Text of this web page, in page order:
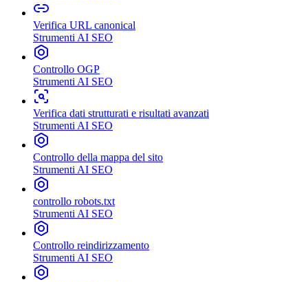
Verifica URL canonical
Strumenti AI SEO
Controllo OGP
Strumenti AI SEO
Verifica dati strutturati e risultati avanzati
Strumenti AI SEO
Controllo della mappa del sito
Strumenti AI SEO
controllo robots.txt
Strumenti AI SEO
Controllo reindirizzamento
Strumenti AI SEO